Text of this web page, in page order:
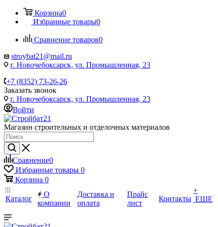
Корзина0
Избранные товары0
Сравнение товаров0
stroybat21@mail.ru
г. Новочебоксарск, ул. Промышленная, 23
+7 (8352) 73-26-26
Заказать звонок
г. Новочебоксарск, ул. Промышленная, 23
Войти
Магазин строительных и отделочных материалов
Сравнение0
Избранные товары 0
Корзина 0
Каталог
О
компании
Доставка и
оплата
Прайс
лист
Контакты
+
ЕЩЕ